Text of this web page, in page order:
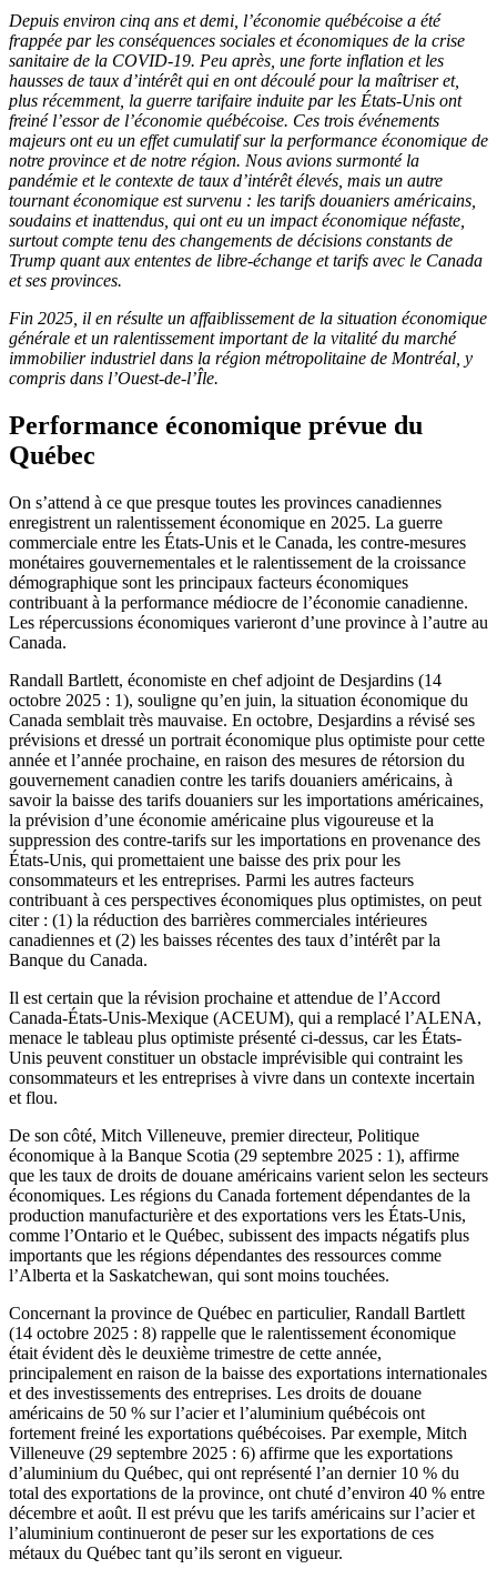
Depuis environ cinq ans et demi, l’économie québécoise a été
frappée par les conséquences sociales et économiques de la crise
sanitaire de la COVID-19. Peu après, une forte inflation et les
hausses de taux d’intérêt qui en ont découlé pour la maîtriser et,
plus récemment, la guerre tarifaire induite par les États-Unis ont
freiné l’essor de l’économie québécoise. Ces trois événements
majeurs ont eu un effet cumulatif sur la performance économique de
notre province et de notre région. Nous avions surmonté la
pandémie et le contexte de taux d’intérêt élevés, mais un autre
tournant économique est survenu : les tarifs douaniers américains,
soudains et inattendus, qui ont eu un impact économique néfaste,
surtout compte tenu des changements de décisions constants de
Trump quant aux ententes de libre-échange et tarifs avec le Canada
et ses provinces.
Fin 2025, il en résulte un affaiblissement de la situation économique
générale et un ralentissement important de la vitalité du marché
immobilier industriel dans la région métropolitaine de Montréal, y
compris dans l’Ouest-de-l’Île.
Performance économique prévue du
Québec
On s’attend à ce que presque toutes les provinces canadiennes
enregistrent un ralentissement économique en 2025. La guerre
commerciale entre les États-Unis et le Canada, les contre-mesures
monétaires gouvernementales et le ralentissement de la croissance
démographique sont les principaux facteurs économiques
contribuant à la performance médiocre de l’économie canadienne.
Les répercussions économiques varieront d’une province à l’autre au
Canada.
Randall Bartlett, économiste en chef adjoint de Desjardins (14
octobre 2025 : 1), souligne qu’en juin, la situation économique du
Canada semblait très mauvaise. En octobre, Desjardins a révisé ses
prévisions et dressé un portrait économique plus optimiste pour cette
année et l’année prochaine, en raison des mesures de rétorsion du
gouvernement canadien contre les tarifs douaniers américains, à
savoir la baisse des tarifs douaniers sur les importations américaines,
la prévision d’une économie américaine plus vigoureuse et la
suppression des contre-tarifs sur les importations en provenance des
États-Unis, qui promettaient une baisse des prix pour les
consommateurs et les entreprises. Parmi les autres facteurs
contribuant à ces perspectives économiques plus optimistes, on peut
citer : (1) la réduction des barrières commerciales intérieures
canadiennes et (2) les baisses récentes des taux d’intérêt par la
Banque du Canada.
Il est certain que la révision prochaine et attendue de l’Accord
Canada-États-Unis-Mexique (ACEUM), qui a remplacé l’ALENA,
menace le tableau plus optimiste présenté ci-dessus, car les États-
Unis peuvent constituer un obstacle imprévisible qui contraint les
consommateurs et les entreprises à vivre dans un contexte incertain
et flou.
De son côté, Mitch Villeneuve, premier directeur, Politique
économique à la Banque Scotia (29 septembre 2025 : 1), affirme
que les taux de droits de douane américains varient selon les secteurs
économiques. Les régions du Canada fortement dépendantes de la
production manufacturière et des exportations vers les États-Unis,
comme l’Ontario et le Québec, subissent des impacts négatifs plus
importants que les régions dépendantes des ressources comme
l’Alberta et la Saskatchewan, qui sont moins touchées.
Concernant la province de Québec en particulier, Randall Bartlett
(14 octobre 2025 : 8) rappelle que le ralentissement économique
était évident dès le deuxième trimestre de cette année,
principalement en raison de la baisse des exportations internationales
et des investissements des entreprises. Les droits de douane
américains de 50 % sur l’acier et l’aluminium québécois ont
fortement freiné les exportations québécoises. Par exemple, Mitch
Villeneuve (29 septembre 2025 : 6) affirme que les exportations
d’aluminium du Québec, qui ont représenté l’an dernier 10 % du
total des exportations de la province, ont chuté d’environ 40 % entre
décembre et août. Il est prévu que les tarifs américains sur l’acier et
l’aluminium continueront de peser sur les exportations de ces
métaux du Québec tant qu’ils seront en vigueur.